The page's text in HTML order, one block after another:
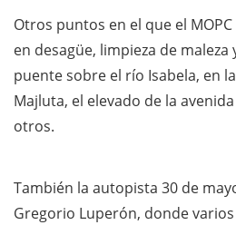
Otros puntos en el que el
en desagüe, limpieza de
puente sobre el río Isabela, en
Majluta, el elevado de la
otros.
También la autopista 30 de
Gregorio Luperón, donde